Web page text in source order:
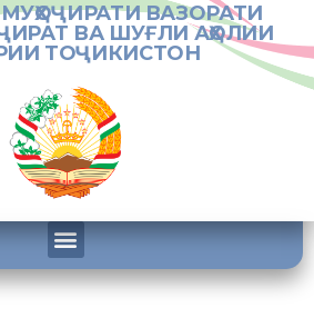
ВАЗОРАТИ
ВА ШУҒЛИ АҲОЛИИ
ТОҶИКИСТОН